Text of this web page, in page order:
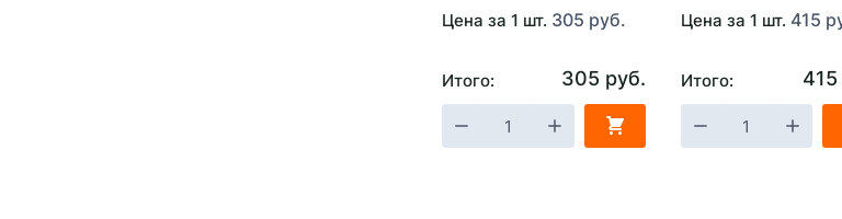
Цена за 1 шт. 305 руб.
Итого: 305 руб.
Цена за 1 шт. 415
Итого: